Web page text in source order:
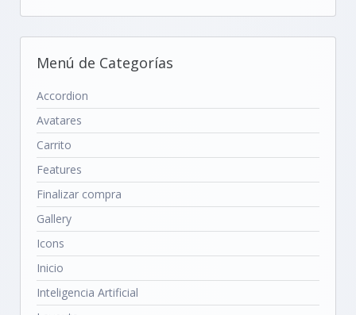
Menú de Categorías
Accordion
Avatares
Carrito
Features
Finalizar compra
Gallery
Icons
Inicio
Inteligencia Artificial